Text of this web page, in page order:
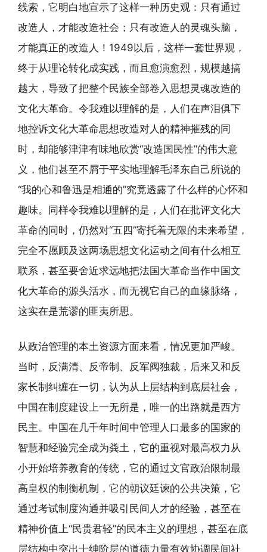
线索，它明白地宣示了这样一种历史观：只有通过
改造人，才能改造社会；只有改造人的灵魂头脑，
才能真正的改造人！1949以后，这样一套世界观，
终于从理论转化成实践，而且愈演愈烈，规模越搞
越大，导致了把整个民族全部卷入思想灵魂改造的
文化大革命。令我难以理解的是，人们在声泪俱下
地控诉文化大革命思想改造对人的精神摧残的同
时，却能够津津有味地欣赏“改造国民性”的伟大意
义，他们甚至不屑于平实地理解毛泽东自己所说的
“我的心和鲁迅是相通的”究竟透露了什么样的心怀和
趣味。同样令我难以理解的是，人们在批评文化大
革命的同时，仍然对“五四”寄托着无限的未来希望，
完全不愿顾及这两场思想文化运动之间有什么相互
联系，甚至要舍近求远地把法国大革命当作中国文
化大革命的源头活水，而无视它自己的血缘脉络，
这实在是荒谬的匪夷所思。
从政治管理的本土资源方面来看，情况更加严峻。
当时，反满清、反帝制、反军阀独裁，后来又和反
家长制纠缠在一切，认为从上层结构到底层社会，
中国在制度建设上一无所是，唯一的出路就是西方
民主。中国在几千年时间中管理人口最多的国家的
智慧和经验完全成为粪土，它的重视对最高权力从
小开始培养教育的传统，它的通过文官政治限制最
高皇权的制衡机制，它的朝议廷谏的公共决策，它
通过考试制度沟通并吸引民间人才的经验，甚至在
精神价值上“民贵君轻”的民本主义的理想，甚至在底
层结构中突出士绅阶层的道德力量有效协调民间社